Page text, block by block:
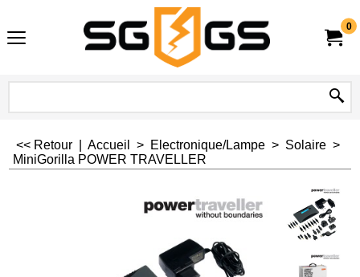
0
<< Retour Accueil > Electronique/Lampe > Solaire >
MiniGorilla POWER TRAVELLER